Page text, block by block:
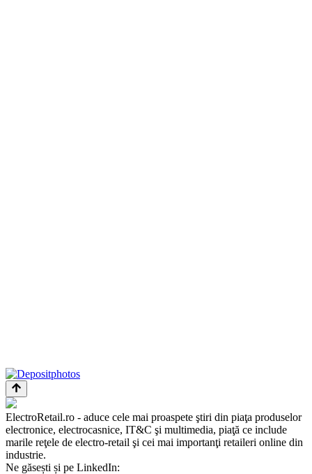
ElectroRetail.ro - aduce cele mai proaspete ştiri din piaţa produselor
electronice, electrocasnice, IT&C şi multimedia, piaţă ce include
marile reţele de electro-retail şi cei mai importanţi retaileri online din
industrie.
Ne găsești și pe LinkedIn: